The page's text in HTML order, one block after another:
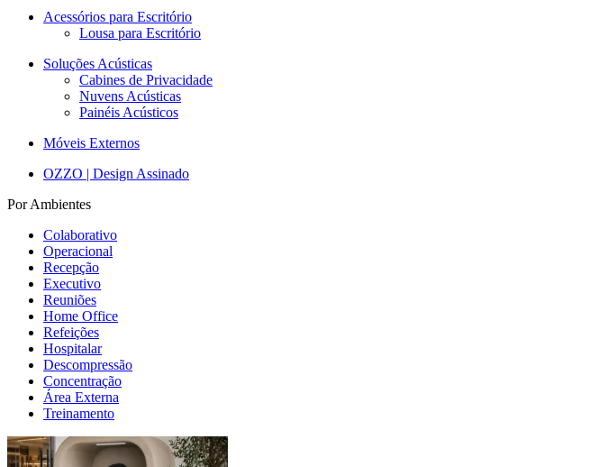
Acessórios para Escritório
Lousa para Escritório
Soluções Acústicas
Cabines de Privacidade
Nuvens Acústicas
Painéis Acústicos
Móveis Externos
OZZO | Design Assinado
Por Ambientes
Colaborativo
Operacional
Recepção
Executivo
Reuniões
Home Office
Refeições
Hospitalar
Descompressão
Concentração
Área Externa
Treinamento